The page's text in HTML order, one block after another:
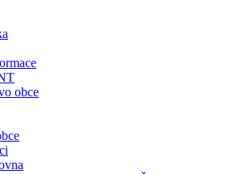
obce